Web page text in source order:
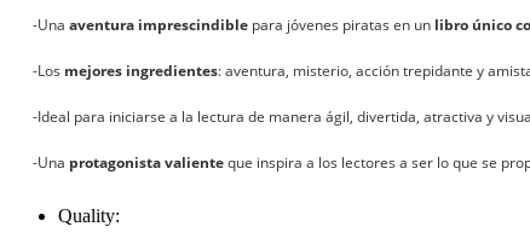
-Una aventura imprescindiblepara jóvenes piratas en un libro único
-Los mejores ingredientes: aventura, misterio, acción trepidante y
-Ideal para iniciarse a la lectura de manera ágil, divertida, atractiva y
-Una protagonista valienteque inspira a los lectores a ser lo que se
Quality: